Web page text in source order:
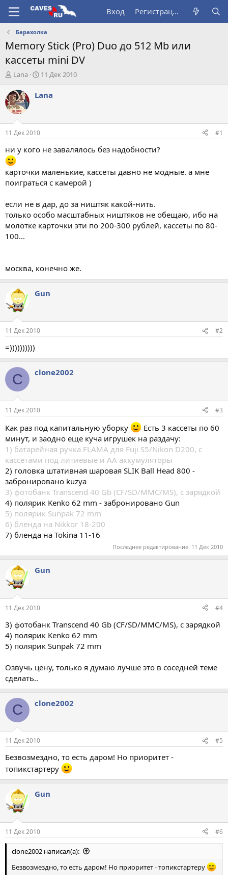
Вход Регистрация
Барахолка
Memory Stick (Pro) Duo до 512 Mb или
кассеты mini DV
А
т
о
р
т
е
м
ы
Lana
Д
т
а
л
11 Дек 2010
Lana
11 Дек 2010 #1
ни у кого не завалялось без надобности?
карточки маленькие, кассеты давно не модные. а мне
поиграться с камерой )
если не в дар, до за ништяк какой-нить.
только особо масштабных ништяков не обещаю, ибо на
молотке карточки эти по 200-300 рублей, кассеты по 80-
100...
москва, конечно же.
Gun
11 Дек 2010 #2
=))))))))))
C clone2002
11 Дек 2010 #3
Как раз под капитальную уборку
Есть 3 кассеты по 60
минут, и заодно еще куча игрушек на раздачу:
1) батарейная ручка FLAMA для Fuji S5/Nikon D200, с
кассетами под литиевые и AA аккумуляторы
2) головка штативная шаровая SLIK Ball Head 800 -
забронировано kuzya
3) фотобанк Transcend 40 Gb (CF/SD/MMC/MS), с зарядкой
4) полярик Kenko 62 mm - забронировано Gun
5) полярик Sunpak 72 mm
6) бленда на Nikkor 18-200
7) бленда на Tokina 11-16
Последнее редактирование: 11 Дек 2010
Gun
11 Дек 2010 #4
3) фотобанк Transcend 40 Gb (CF/SD/MMC/MS), с зарядкой
4) полярик Kenko 62 mm
5) полярик Sunpak 72 mm
Озвучь цену, только я думаю лучше это в соседней теме
сделать..
C clone2002
11 Дек 2010 #5
Безвозмездно, то есть даром! Но приоритет -
топикстартеру
Gun
11 Дек 2010 #6
clone2002 написал(а):
Безвозмездно, то есть даром! Но приоритет - топикстартеру